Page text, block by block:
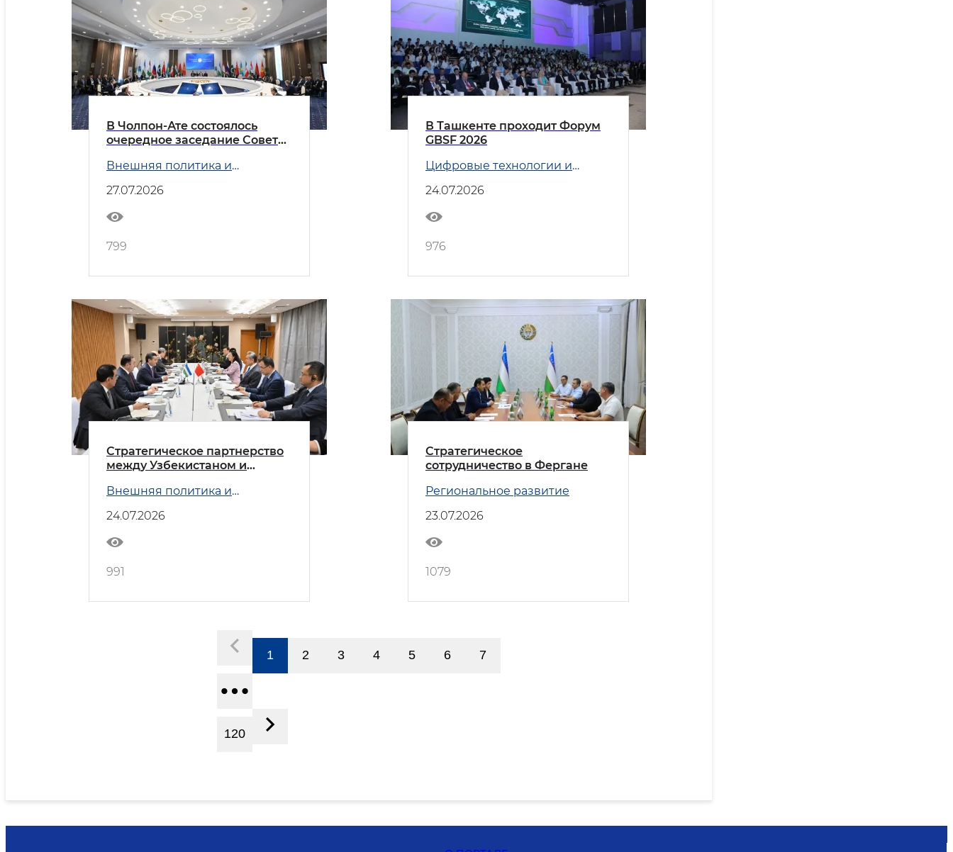
В Чолпон-Ате состоялось
очередное заседание Совета
государств — членов ШОС
Внешняя политика и
27.07.2026
799
В Ташкенте проходит Форум
GBSF 2026
Цифровые технологии и
24.07.2026
976
Стратегическое партнерство
между Узбекистаном и
Внешняя политика и
24.07.2026
991
Стратегическое
сотрудничество в Фергане
Региональное развитие
23.07.2026
1079
1 2 3 4 5 6 7
120